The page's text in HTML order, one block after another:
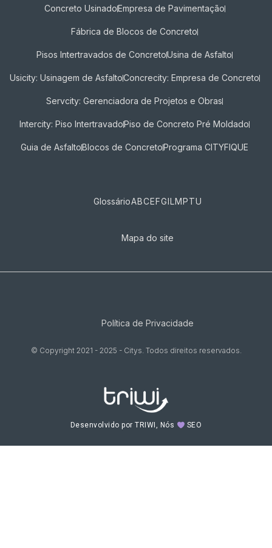
Concreto UsinadoEmpresa de Pavimentação
Fábrica de Blocos de Concreto
Pisos Intertravados de Concreto​Usina de Asfalto
Usicity: Usinagem de AsfaltoConcrecity: Empresa de Concreto
Servcity: Gerenciadora de Projetos e Obras
Intercity: Piso IntertravadoPiso de Concreto Pré Moldado
Guia de AsfaltoBlocos de ConcretoPrograma CITYFIQUE
GlossárioABCEFGILMPTU
Mapa do site
Política de Privacidade
© Copyright 2021 - 2025 - Citys. Todos direitos reservados.
Desenvolvido por TRIWI, Nós SEO